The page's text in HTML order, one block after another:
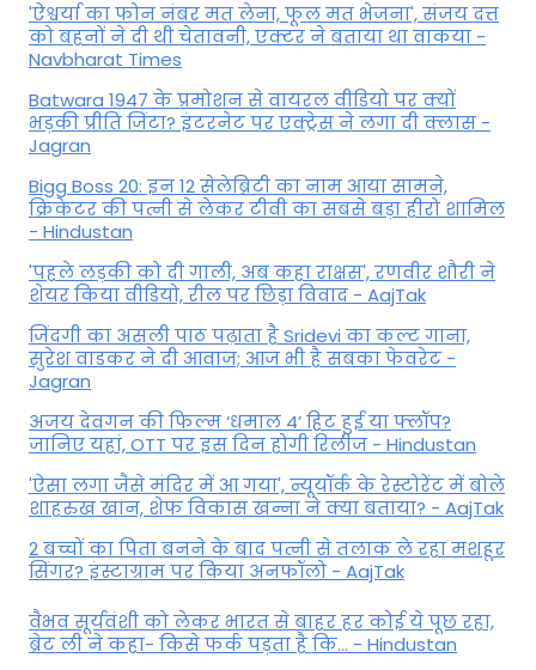
'ऐश्वर्या का फोन नंबर मत लेना, फूल मत भेजना', संजय दत्त
को बहनों ने दी थी चेतावनी, एक्टर ने बताया था वाकया -
Navbharat Times
Batwara 1947 के प्रमोशन से वायरल वीडियो पर क्यों
भड़की प्रीति जिंटा? इंटरनेट पर एक्ट्रेस ने लगा दी क्लास -
Jagran
Bigg Boss 20: इन 12 सेलेब्रिटी का नाम आया सामने,
क्रिकेटर की पत्नी से लेकर टीवी का सबसे बड़ा हीरो शामिल
- Hindustan
'पहले लड़की को दी गाली, अब कहा राक्षस', रणवीर शौरी ने
शेयर किया वीडियो, रील पर छिड़ा विवाद - AajTak
जिंदगी का असली पाठ पढ़ाता है Sridevi का कल्ट गाना,
सुरेश वाडकर ने दी आवाज; आज भी है सबका फेवरेट -
Jagran
अजय देवगन की फिल्म ‘धमाल 4’ हिट हुई या फ्लॉप?
जानिए यहां, OTT पर इस दिन होगी रिलीज - Hindustan
'ऐसा लगा जैसे मंदिर में आ गया', न्यूयॉर्क के रेस्टोरेंट में बोले
शाहरुख खान, शेफ विकास खन्ना ने क्या बताया? - AajTak
2 बच्चों का पिता बनने के बाद पत्नी से तलाक ले रहा मशहूर
सिंगर? इंस्टाग्राम पर किया अनफॉलो - AajTak
वैभव सूर्यवंशी को लेकर भारत से बाहर हर कोई ये पूछ रहा,
ब्रेट ली ने कहा- किसे फर्क पड़ता है कि… - Hindustan